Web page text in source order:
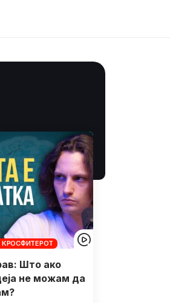
КРОСФИТЕРОТ
Што ако
не можам да